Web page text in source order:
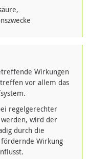
Wirkungen
vor allem das
regelgerechter
wird der
durch die
Wirkung